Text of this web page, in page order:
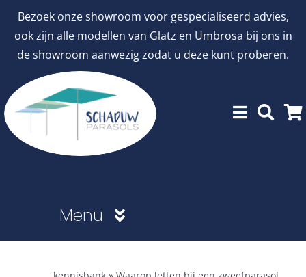
Bezoek onze showroom voor gespecialiseerd advies,
ook zijn alle modellen van Glatz en Umbrosa bij ons in
de showroom aanwezig zodat u deze kunt proberen.
inhoud
Menu